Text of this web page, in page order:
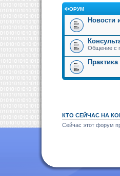
ФОРУМ
Новости
Общение с
Практика
КТО СЕЙЧАС НА
Сейчас этот форум